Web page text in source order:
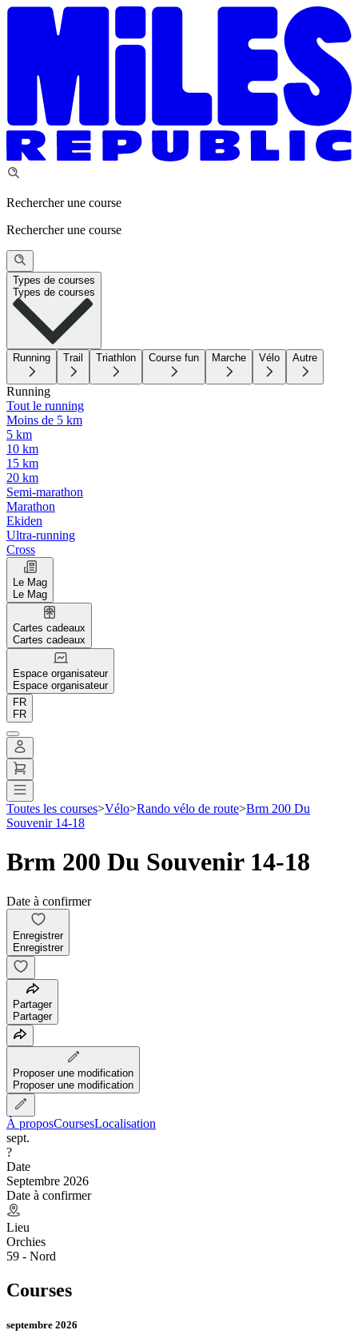
Rechercher une course
Rechercher une course
Types de courses
Types de courses
Running Trail Triathlon Course fun Marche Vélo Autre
Running
Tout le running
Moins de 5 km
5 km
10 km
15 km
20 km
Semi-marathon
Marathon
Ekiden
Ultra-running
Cross
Le Mag
Le Mag
Cartes cadeaux
Cartes cadeaux
Espace organisateur
Espace organisateur
FR
FR
Toutes les courses>Vélo>Rando vélo de route>Brm 200 Du
Souvenir 14-18
Brm 200 Du Souvenir 14-18
Date à confirmer
Enregistrer
Enregistrer
Partager
Partager
Proposer une modification
Proposer une modification
À proposCoursesLocalisation
sept.
?
Date
Septembre 2026
Date à confirmer
Lieu
Orchies
59 - Nord
Courses
septembre 2026